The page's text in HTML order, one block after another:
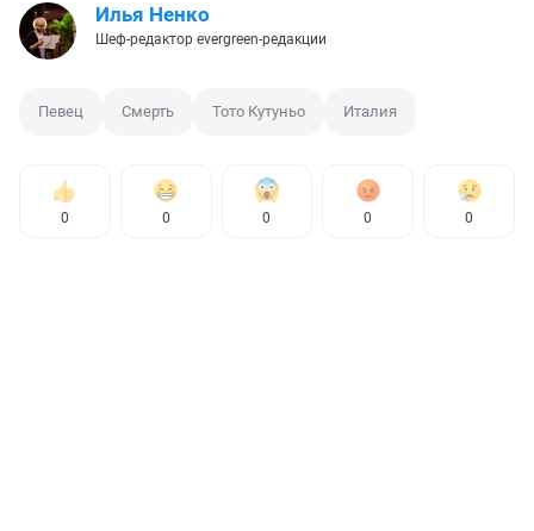
Илья Ненко
Шеф-редактор evergreen-редакции
Певец Смерть Тото Кутуньо Италия
0 0 0 0 0